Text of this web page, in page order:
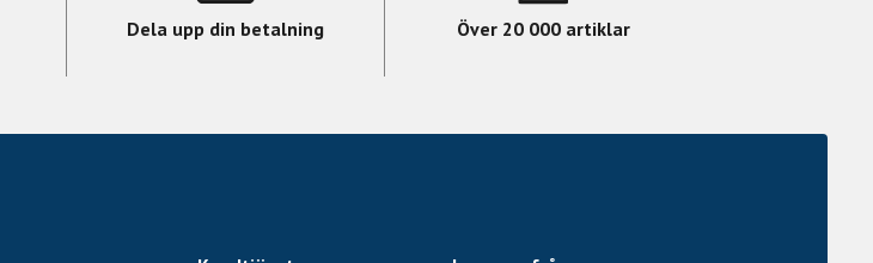
Dela upp din betalning Över 20 000 artiklar